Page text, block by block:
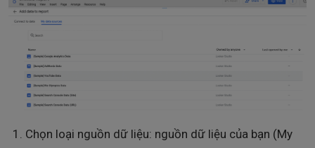
Chọn loại nguồn dữ liệu: nguồn dữ liệu của bạn (My